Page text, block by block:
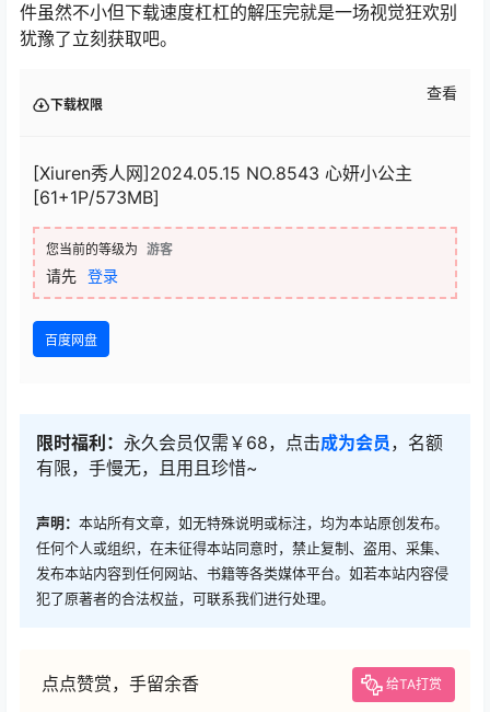
件虽然不小但下载速度杠杠的解压完就是一场视觉狂欢别
犹豫了立刻获取吧。
下载权限
查看
[Xiuren秀人网]2024.05.15 NO.8543 心妍小公主
[61+1P/573MB]
您当前的等级为 游客
请先 登录
百度网盘
限时福利： 永久会员仅需￥68，点击成为会员 ，名额
有限，手慢无，且用且珍惜~
声明： 本站所有文章，如无特殊说明或标注，均为本站原创发布。
任何个人或组织，在未征得本站同意时，禁止复制、盗用、采集、
发布本站内容到任何网站、书籍等各类媒体平台。如若本站内容侵
犯了原著者的合法权益，可联系我们进行处理。
点点赞赏，手留余香 给TA打赏